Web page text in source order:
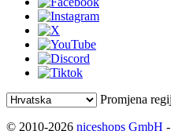
Promjena
© 2010-2026 niceshops GmbH